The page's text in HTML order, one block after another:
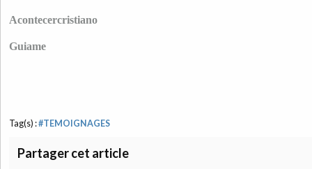
Acontecercristiano
Guiame
Tag(s) :#TEMOIGNAGES
Partager cet article